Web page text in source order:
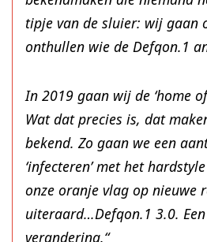
tipje van de sluier: wij gaan
onthullen wie de Defqon.1
In 2019 gaan wij de ‘home
Wat dat precies is, dat
bekend. Zo gaan we een
‘infecteren’ met het
onze oranje vlag op nieuwe
uiteraard…Defqon.1 3.0.
verandering.“